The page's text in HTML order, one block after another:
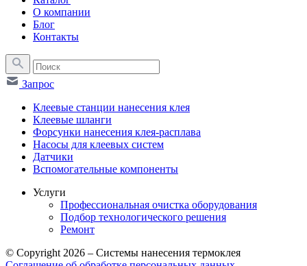
О компании
Блог
Контакты
Запрос
Клеевые станции нанесения клея
Клеевые шланги
Форсунки нанесения клея-расплава
Насосы для клеевых систем
Датчики
Вспомогательные компоненты
Услуги
Профессиональная очистка оборудования
Подбор технологического решения
Ремонт
© Copyright 2026 – Системы нанесения термоклея